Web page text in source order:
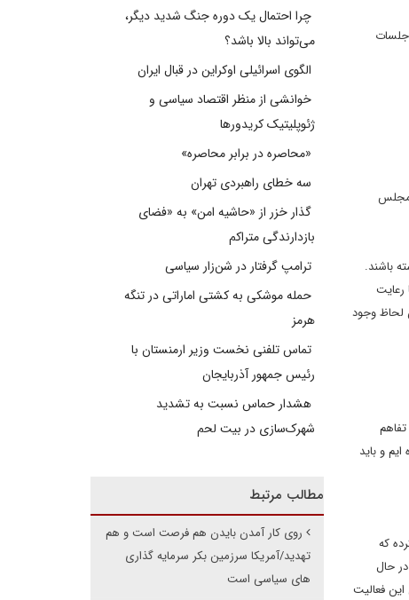
جلسات
مجلس
باشند.
رعایت
لحاظ وجود
و باید
که
حال
فعالیت
چرا احتمال یک دوره جنگ شدید دیگر،
می‌تواند بالا باشد؟
الگوی اسرائیلی اوکراین در قبال ایران
خوانشی از منظر اقتصاد سیاسی و
ژئوپلیتیک کریدورها
«محاصره در برابر محاصره»
سه خطای راهبردی تهران
گذار خزر از «حاشیه امن» به «فضای
بازدارندگی متراکم
ترامپ گرفتار در شن‌زار سیاسی
حمله موشکی به کشتی اماراتی در تنگه
هرمز
تماس تلفنی نخست وزیر ارمنستان با
رئیس جمهور آذربایجان
هشدار حماس نسبت به تشدید
شهرک‌سازی در بیت‌ لحم
مطالب مرتبط
روی کار آمدن بایدن هم فرصت است و هم
تهدید/آمریکا سرزمین بکر سرمایه گذاری
های سیاسی است